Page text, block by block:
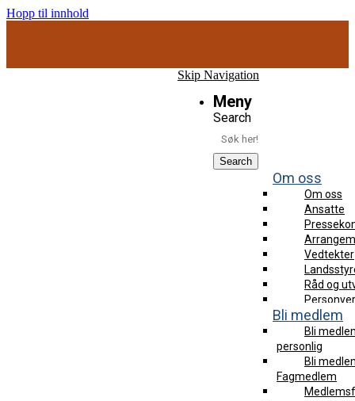
Hopp til innhold
Skip Navigation
Meny
Search
Search
Om oss
Om oss
Ansatte
Vedtekter
Råd og
Bli medlem
Bli
personlig
Bli
Fagmedlem